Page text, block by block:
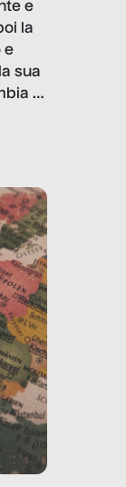
e
la
e
sua
il